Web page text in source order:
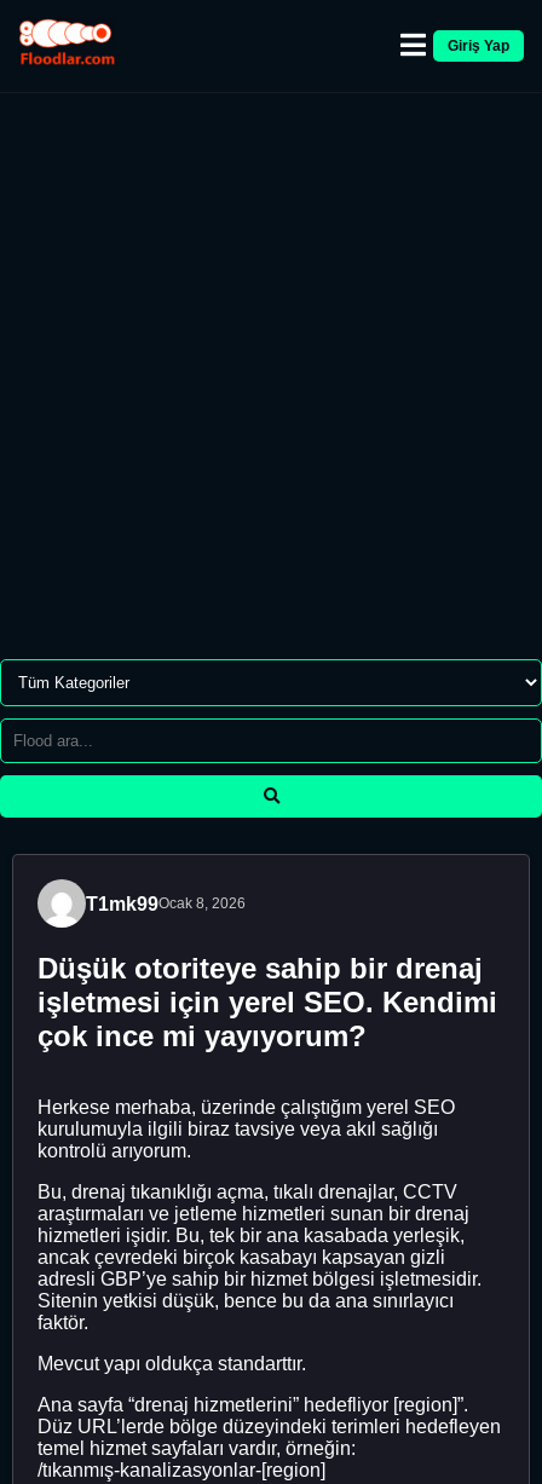
Giriş Yap
T1mk99Ocak 8, 2026
Düşük otoriteye sahip bir drenaj
işletmesi için yerel SEO. Kendimi
çok ince mi yayıyorum?
Herkese merhaba, üzerinde çalıştığım yerel SEO
kurulumuyla ilgili biraz tavsiye veya akıl sağlığı
kontrolü arıyorum.
Bu, drenaj tıkanıklığı açma, tıkalı drenajlar, CCTV
araştırmaları ve jetleme hizmetleri sunan bir drenaj
hizmetleri işidir. Bu, tek bir ana kasabada yerleşik,
ancak çevredeki birçok kasabayı kapsayan gizli
adresli GBP’ye sahip bir hizmet bölgesi işletmesidir.
Sitenin yetkisi düşük, bence bu da ana sınırlayıcı
faktör.
Mevcut yapı oldukça standarttır.
Ana sayfa “drenaj hizmetlerini” hedefliyor [region]”.
Düz URL’lerde bölge düzeyindeki terimleri hedefleyen
temel hizmet sayfaları vardır, örneğin:
/tıkanmış-kanalizasyonlar-[region]